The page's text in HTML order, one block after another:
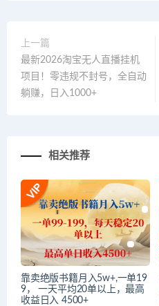
上一篇
最新2026淘宝无人直播挂机
项目！零违规不封号，全自动
躺赚，日入1000+
相关推荐
靠卖绝版书籍月入5w+,一单19
9， 一天平均20单以上，最高
收益日入 4500+